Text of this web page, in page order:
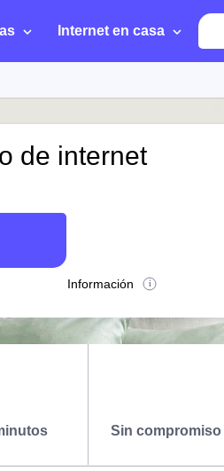
Internet en casa
de internet
Información
Sin compromiso